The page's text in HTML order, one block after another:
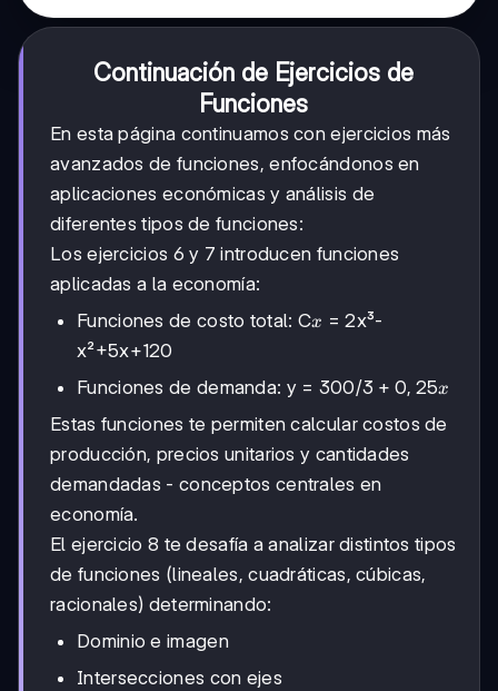
Continuación de Ejercicios de
Funciones
En esta página continuamos con ejercicios más
avanzados de funciones, enfocándonos en
aplicaciones económicas y análisis de
diferentes tipos de funciones:
Los ejercicios 6 y 7 introducen funciones
aplicadas a la economía:
Funciones de costo total: Cx
x = 2x³-
x²+5x+120
Funciones de demanda: y = 300/3+0,25x
3 + 0, 25x
Estas funciones te permiten calcular costos de
producción, precios unitarios y cantidades
demandadas - conceptos centrales en
economía.
El ejercicio 8 te desafía a analizar distintos tipos
de funciones (lineales, cuadráticas, cúbicas,
racionales) determinando:
Dominio e imagen
Intersecciones con ejes